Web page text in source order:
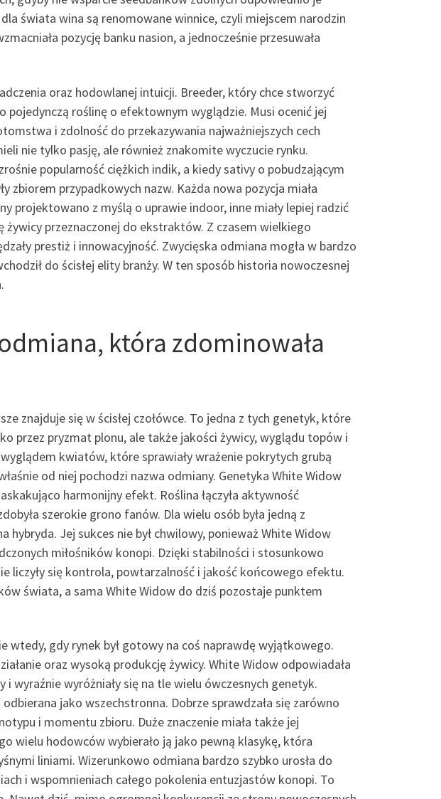
świata wina są renomowane winnice, czyli miejscem narodzin
pozycję banku nasion, a jednocześnie przesuwała
oraz hodowlanej intuicji. Breeder, który chce stworzyć
roślinę o efektownym wyglądzie. Musi ocenić jej
i zdolność do przekazywania najważniejszych cech
nie tylko pasję, ale również znakomite wyczucie rynku.
popularność ciężkich indik, a kiedy sativy o pobudzającym
przypadkowych nazw. Każda nowa pozycja miała
projektowano z myślą o uprawie indoor, inne miały lepiej radzić
przeznaczonej do ekstraktów. Z czasem wielkiego
prestiż i innowacyjność. Zwycięska odmiana mogła w bardzo
do ścisłej elity branży. W ten sposób historia nowoczesnej
która zdominowała
znajduje się w ścisłej czołówce. To jedna z tych genetyk, które
przez pryzmat plonu, ale także jakości żywicy, wyglądu topów i
kwiatów, które sprawiały wrażenie pokrytych grubą
od niej pochodzi nazwa odmiany. Genetyka White Widow
harmonijny efekt. Roślina łączyła aktywność
szerokie grono fanów. Dla wielu osób była jedną z
Jej sukces nie był chwilowy, ponieważ White Widow
miłośników konopi. Dzięki stabilności i stosunkowo
liczyły się kontrola, powtarzalność i jakość końcowego efektu.
świata, a sama White Widow do dziś pozostaje punktem
wtedy, gdy rynek był gotowy na coś naprawdę wyjątkowego.
oraz wysoką produkcję żywicy. White Widow odpowiadała
wyraźnie wyróżniały się na tle wielu ówczesnych genetyk.
jako wszechstronna. Dobrze sprawdzała się zarówno
i momentu zbioru. Duże znaczenie miała także jej
wielu hodowców wybierało ją jako pewną klasykę, która
liniami. Wizerunkowo odmiana bardzo szybko urosła do
i wspomnieniach całego pokolenia entuzjastów konopi. To